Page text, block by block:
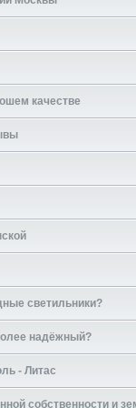
качестве
светильники?
надёжный?
- Литас
собственности и